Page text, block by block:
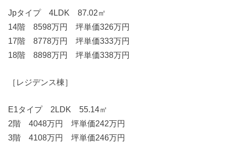
Jpタイプ 4LDK 87.02㎡
14階 8598万円 坪単価326万円
17階 8778万円 坪単価333万円
18階 8898万円 坪単価338万円
［レジデンス棟］
E1タイプ 2LDK 55.14㎡
2階 4048万円 坪単価242万円
3階 4108万円 坪単価246万円